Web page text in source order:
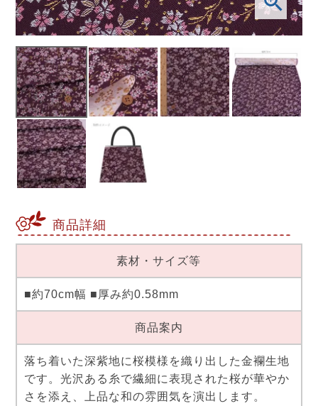
商品詳細
素材・サイズ等
■約70cm幅 ■厚み約0.58mm
商品案内
落ち着いた深紫地に桜模様を織り出した金襴生地
です。光沢ある糸で繊細に表現された桜が華やか
さを添え、上品な和の雰囲気を演出します。